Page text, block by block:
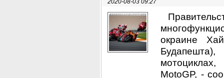
2020-08-03 09:27
окраине
MotoGP, -